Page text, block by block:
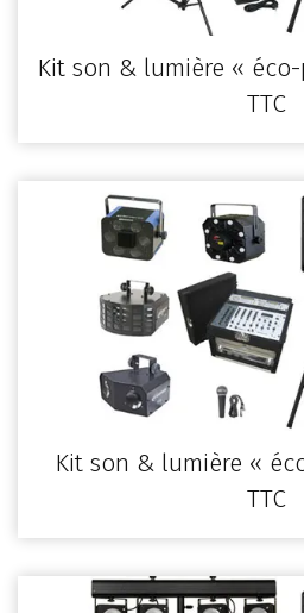
Kit son & lumière «
TTC
Kit son & lumière «
TTC